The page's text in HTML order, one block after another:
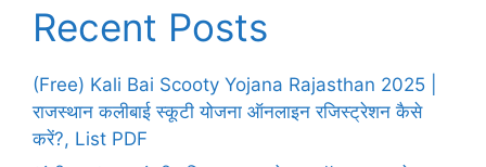
Recent Posts
(Free) Kali Bai Scooty Yojana Rajasthan 2025 |
राजस्थान कलीबाई स्कूटी योजना ऑनलाइन रजिस्ट्रेशन कैसे
करें?, List PDF